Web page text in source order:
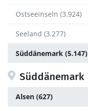
Ostseeinseln (3.924)
Seeland (3.277)
Süddänemark (5.147)
Süddänemark
Alsen (627)